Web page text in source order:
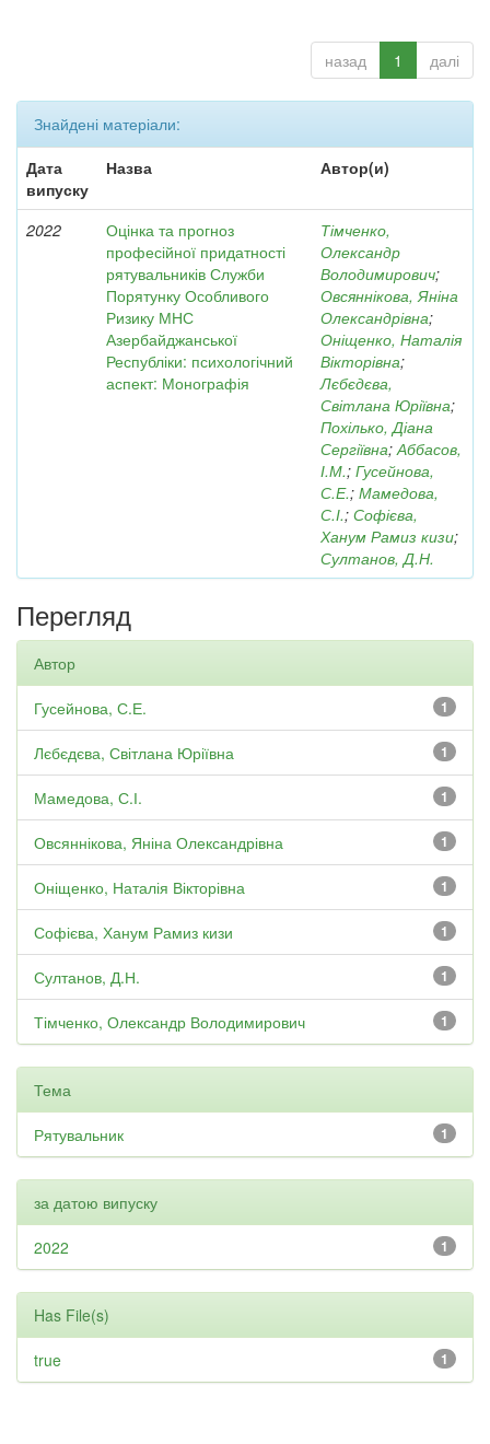
назад 1 далі
Знайдені матеріали:
Дата
випуску
Назва Автор(и)
2022
Оцінка та прогноз
професійної придатності
рятувальників Служби
Порятунку Особливого
Ризику МНС
Азербайджанської
Республіки: психологічний
аспект: Монографія
Тімченко,
Олександр
Володимирович;
Овсяннікова, Яніна
Олександрівна;
Оніщенко, Наталія
Вікторівна;
Лєбєдєва,
Світлана Юріївна;
Похілько, Діана
Сергіївна;Аббасов,
І.М.; Гусейнова,
С.Е.; Мамедова,
С.І.; Софієва,
Ханум Рамиз кизи;
Султанов, Д.Н.
Перегляд
Автор
1
Гусейнова, С.Е.
1
Лєбєдєва, Світлана Юріївна
1
Мамедова, С.І.
1
Овсяннікова, Яніна Олександрівна
1
Оніщенко, Наталія Вікторівна
1
Софієва, Ханум Рамиз кизи
1
Султанов, Д.Н.
1
Тімченко, Олександр Володимирович
Тема
1
Рятувальник
за датою випуску
1
2022
Has File(s)
1
true